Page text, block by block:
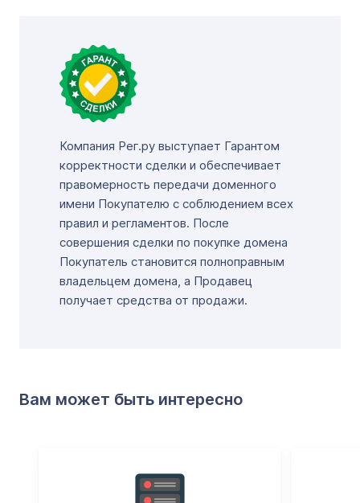
Компания Рег.ру выступает Гарантом
корректности сделки и обеспечивает
правомерность передачи доменного
имени Покупателю с соблюдением всех
правил и регламентов. После
совершения сделки по покупке домена
Покупатель становится полноправным
владельцем домена, а Продавец
получает средства от продажи.
Вам может быть интересно